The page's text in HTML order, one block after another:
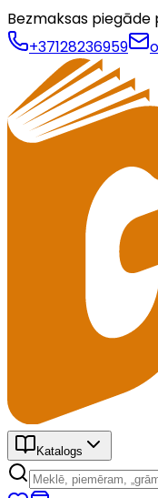
Bezmaksas
+37128236959
Katalogs